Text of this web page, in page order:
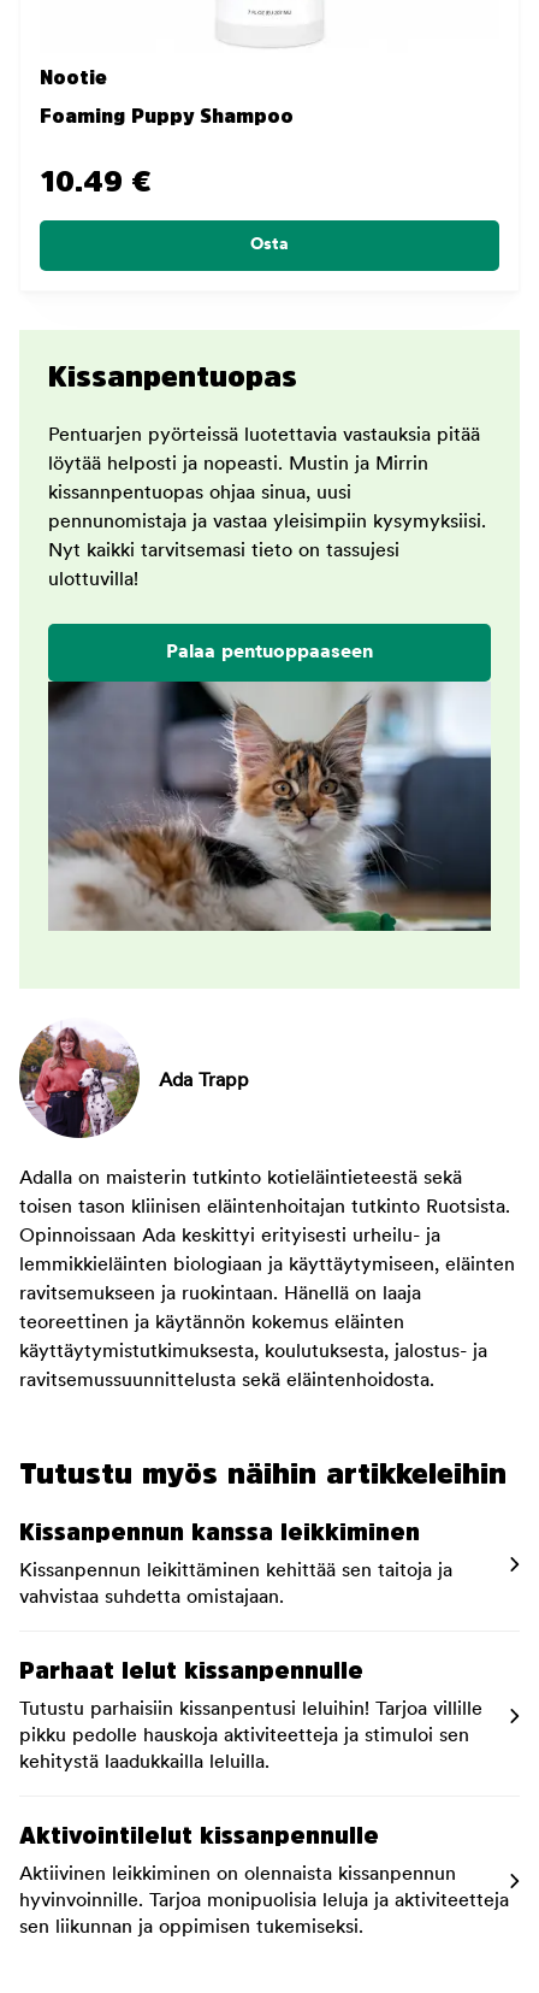
Nootie
Foaming Puppy Shampoo
10.49 €
Osta
Kissanpentuopas
Pentuarjen pyörteissä luotettavia vastauksia pitää
löytää helposti ja nopeasti. Mustin ja Mirrin
kissannpentuopas ohjaa sinua, uusi
pennunomistaja ja vastaa yleisimpiin kysymyksiisi.
Nyt kaikki tarvitsemasi tieto on tassujesi
ulottuvilla!
Palaa pentuoppaaseen
Ada Trapp
Adalla on maisterin tutkinto kotieläintieteestä sekä
toisen tason kliinisen eläintenhoitajan tutkinto Ruotsista.
Opinnoissaan Ada keskittyi erityisesti urheilu- ja
lemmikkieläinten biologiaan ja käyttäytymiseen, eläinten
ravitsemukseen ja ruokintaan. Hänellä on laaja
teoreettinen ja käytännön kokemus eläinten
käyttäytymistutkimuksesta, koulutuksesta, jalostus- ja
ravitsemussuunnittelusta sekä eläintenhoidosta.
Tutustu myös näihin artikkeleihin
Kissanpennun kanssa leikkiminen
Kissanpennun leikittäminen kehittää sen taitoja ja
vahvistaa suhdetta omistajaan.
Parhaat lelut kissanpennulle
Tutustu parhaisiin kissanpentusi leluihin! Tarjoa villille
pikku pedolle hauskoja aktiviteetteja ja stimuloi sen
kehitystä laadukkailla leluilla.
Aktivointilelut kissanpennulle
Aktiivinen leikkiminen on olennaista kissanpennun
hyvinvoinnille. Tarjoa monipuolisia leluja ja aktiviteetteja
sen liikunnan ja oppimisen tukemiseksi.